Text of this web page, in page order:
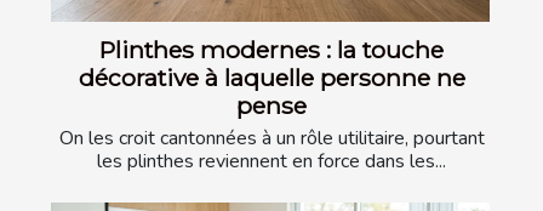
Plinthes modernes : la touche
décorative à laquelle personne ne
pense
On les croit cantonnées à un rôle utilitaire, pourtant
les plinthes reviennent en force dans les...